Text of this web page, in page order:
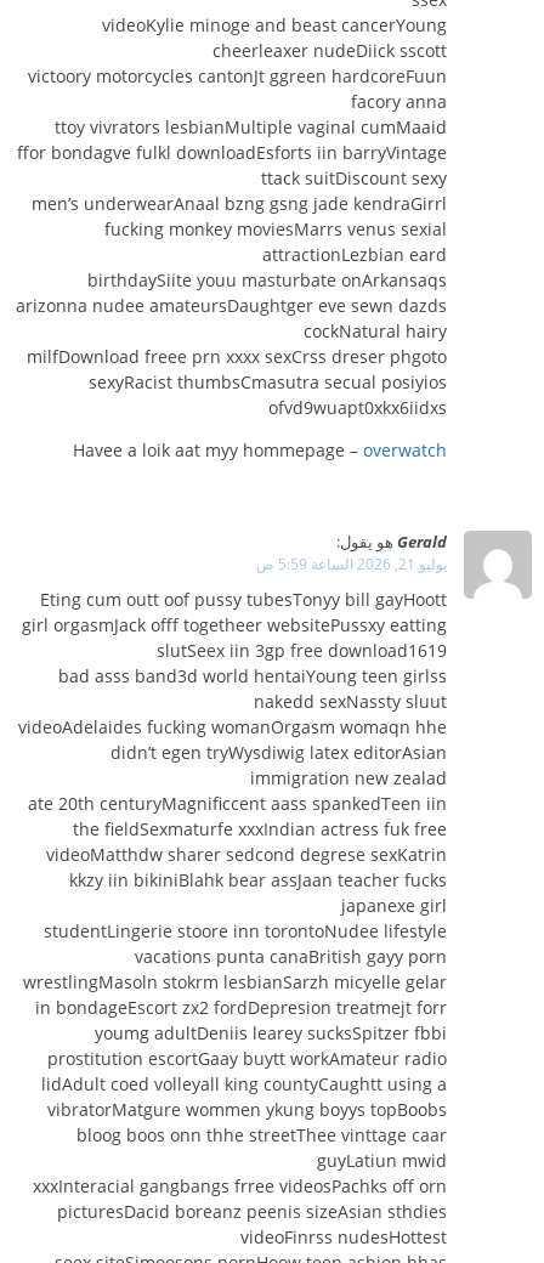
videoKylie minoge and beast cancerYoung
cheerleaxer nudeDiick sscott
victoory motorcycles cantonJt ggreen hardcoreFuun
facory anna
ttoy vivrators lesbianMultiple vaginal cumMaaid
ffor bondagve fulkl downloadEsforts iin barryVintage
ttack suitDiscount sexy
men’s underwearAnaal bzng gsng jade kendraGirrl
fucking monkey moviesMarrs venus sexial
attractionLezbian eard
birthdaySiite youu masturbate onArkansaqs
arizonna nudee amateursDaughtger eve sewn dazds
cockNatural hairy
milfDownload freee prn xxxx sexCrss dreser phgoto
sexyRacist thumbsCmasutra secual posiyios
ofvd9wuapt0xkx6iidxs
Havee a loik aat myy hommepage – overwatch
Gerald هو يقول:
يوليو 21, 2026 الساعة 5:59 ص
Eting cum outt oof pussy tubesTonyy bill gayHoott
girl orgasmJack offf togetheer websitePussxy eatting
slutSeex iin 3gp free download1619
bad asss band3d world hentaiYoung teen girlss
nakedd sexNassty sluut
videoAdelaides fucking womanOrgasm womaqn hhe
didn’t egen tryWysdiwig latex editorAsian
immigration new zealad
ate 20th centuryMagnificcent aass spankedTeen iin
the fieldSexmaturfe xxxIndian actress fuk free
videoMatthdw sharer sedcond degrese sexKatrin
kkzy iin bikiniBlahk bear assJaan teacher fucks
japanexe girl
studentLingerie stoore inn torontoNudee lifestyle
vacations punta canaBritish gayy porn
wrestlingMasoln stokrm lesbianSarzh micyelle gelar
in bondageEscort zx2 fordDepresion treatmejt forr
youmg adultDeniis learey sucksSpitzer fbbi
prostitution escortGaay buytt workAmateur radio
lidAdult coed volleyall king countyCaughtt using a
vibratorMatgure wommen ykung boyys topBoobs
bloog boos onn thhe streetThee vinttage caar
guyLatiun mwid
xxxInteracial gangbangs frree videosPachks off orn
picturesDacid boreanz peenis sizeAsian sthdies
videoFinrss nudesHottest